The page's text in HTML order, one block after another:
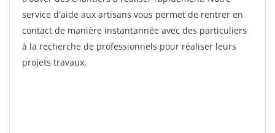
service d'aide aux artisans vous permet de rentrer en
contact de manière instantannée avec des particuliers
à la recherche de professionnels pour réaliser leurs
projets travaux.